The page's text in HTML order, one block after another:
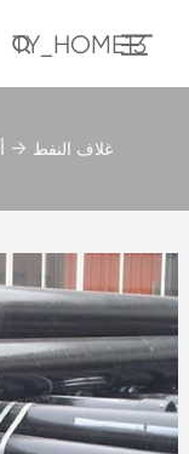
TY_HOME13
غلاف النفط